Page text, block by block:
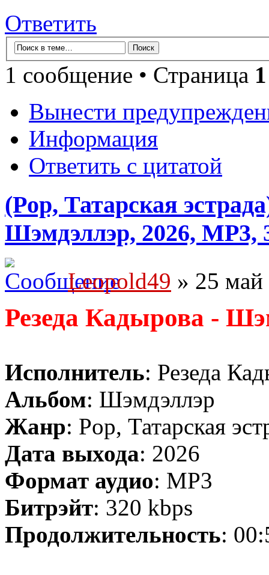
Ответить
1 сообщение • Страница 1
Вынести
Информация
Ответить с цитатой
(Pop, Татарская
Шэмдэллэр, 2026, MP3,
Leopold49 » 25
Резеда Кадырова -
Исполнитель: Резеда
Альбом: Шэмдэллэр
Жанр: Pop, Татарская
Дата выхода: 2026
Формат аудио: MP3
Битрэйт: 320 kbps
Продолжительность: